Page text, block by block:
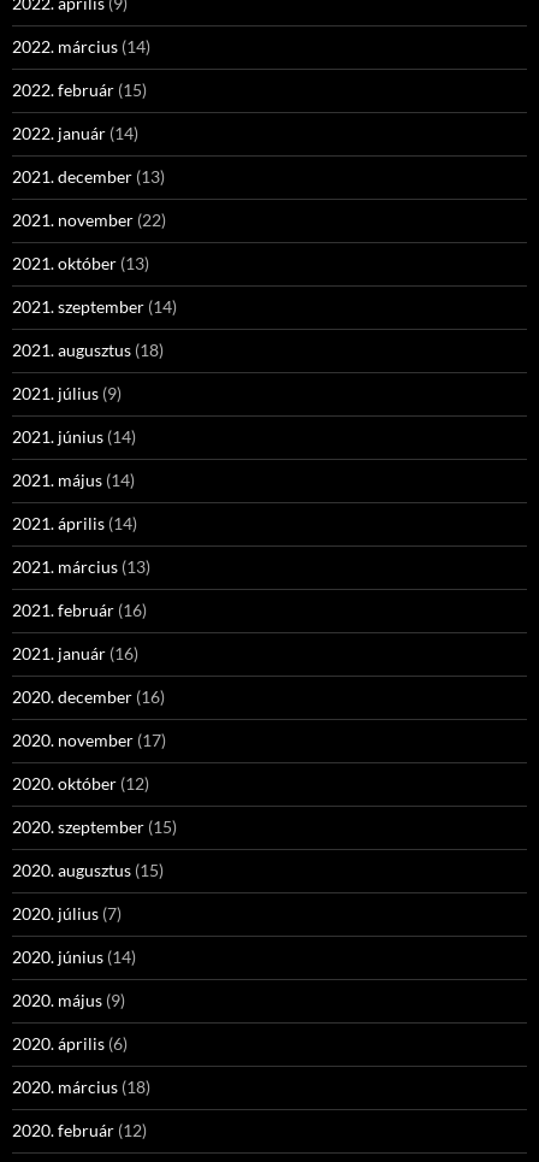
2022. március (14)
2022. február (15)
2022. január (14)
2021. december (13)
2021. november (22)
2021. október (13)
2021. szeptember (14)
2021. augusztus (18)
2021. július (9)
2021. június (14)
2021. május (14)
2021. április (14)
2021. március (13)
2021. február (16)
2021. január (16)
2020. december (16)
2020. november (17)
2020. október (12)
2020. szeptember (15)
2020. augusztus (15)
2020. július (7)
2020. június (14)
2020. május (9)
2020. április (6)
2020. március (18)
2020. február (12)